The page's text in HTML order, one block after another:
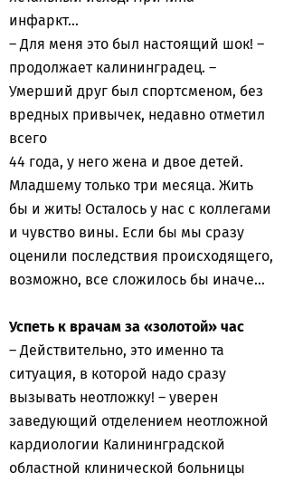
инфаркт...
– Для меня это был настоящий шок! –
продолжает калининградец. –
Умерший друг был спортсменом, без
вредных привычек, недавно отметил
всего
44 года, у него жена и двое детей.
Младшему только три месяца. Жить
бы и жить! Осталось у нас с коллегами
и чувство вины. Если бы мы сразу
оценили последствия происходящего,
возможно, все сложилось бы иначе…
Успеть к врачам за «золотой» час
– Действительно, это именно та
ситуация, в которой надо сразу
вызывать неотложку! – уверен
заведующий отделением неотложной
кардиологии Калининградской
областной клинической больницы